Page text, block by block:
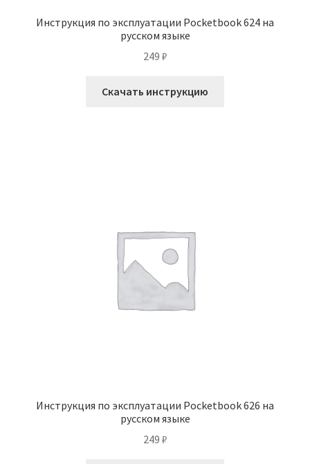
Инструкция по эксплуатации Pocketbook 624 на
русском языке
249 ₽
Скачать инструкцию
Инструкция по эксплуатации Pocketbook 626 на
русском языке
249 ₽